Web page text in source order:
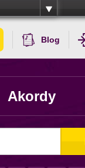
Blog
Akordy